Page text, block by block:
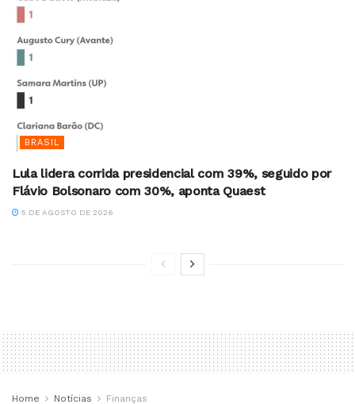
BRASIL
Lula lidera corrida presidencial com 39%, seguido por
Flávio Bolsonaro com 30%, aponta Quaest
5 DE AGOSTO DE 2026
Home Notícias Finanças